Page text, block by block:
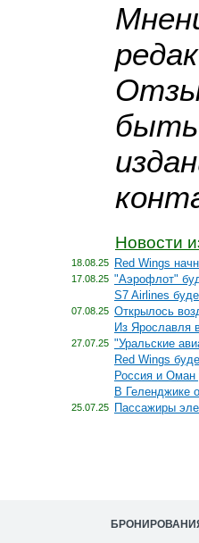
быть
Новости
18.08.25 Red Wings
17.08.25 "Аэрофлот"
S7 Airlines
07.08.25 Открылось
Из Ярославля
27.07.25 "Уральские
Red Wings
Россия и Оман
В Геленджике
25.07.25 Пассажиры